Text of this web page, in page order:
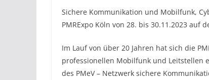
Sichere Kommunikation und Mobilfunk,
PMRExpo Köln von 28. bis 30.11.2023 auf
Im Lauf von über 20 Jahren hat sich die
professionellen Mobilfunk und Leitstellen
des PMeV – Netzwerk sichere